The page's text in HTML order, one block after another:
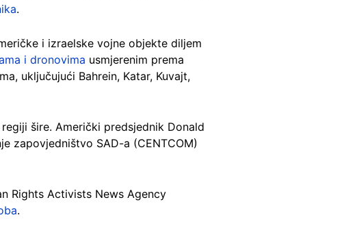
.
i izraelske vojne objekte diljem
i dronovima usmjerenim prema
uključujući Bahrein, Katar, Kuvajt,
šire. Američki predsjednik Donald
zapovjedništvo SAD-a (CENTCOM)
Rights Activists News Agency
.